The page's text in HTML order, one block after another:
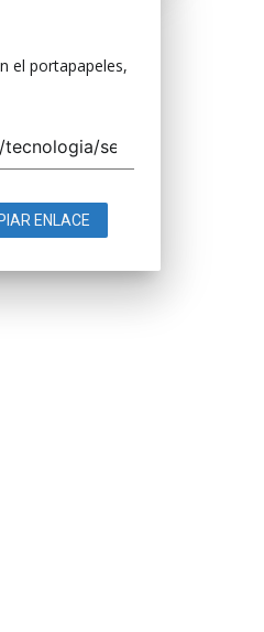
el portapapeles,
ENLACE